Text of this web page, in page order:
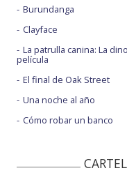
Burundanga
Clayface
La patrulla canina: La dino
película
El final de Oak Street
Una noche al año
Cómo robar un banco